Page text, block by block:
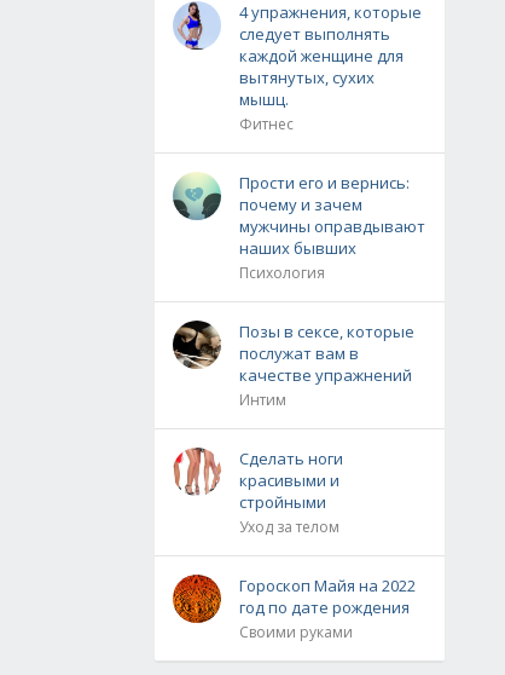
4 упражнения, которые
следует выполнять
каждой женщине для
вытянутых, сухих
мышц.
Фитнес
Прости его и вернись:
почему и зачем
мужчины оправдывают
наших бывших
Психология
Позы в сексе, которые
послужат вам в
качестве упражнений
Интим
Сделать ноги
красивыми и
стройными
Уход за телом
Гороскоп Майя на 2022
год по дате рождения
Своими руками